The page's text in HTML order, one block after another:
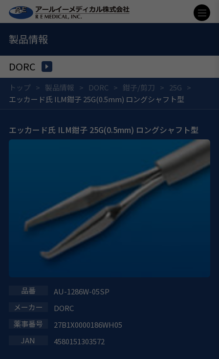
製品情報
DORC
トップ 製品情報 DORC 鉗子/剪刀
25G
エッカード氏 ILM鉗子 25G(0.5mm) ロングシャフト型
エッカード氏 ILM鉗子 25G(0.5mm) ロングシャフト型
AU-1286W-05SP
DORC
27B1X0000186WH05
4580151303572